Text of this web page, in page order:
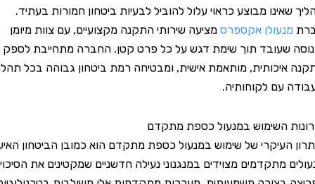
מבוצע כראוי עלול להוביל לבעיות ביטחון חמורות בעתיד.
אקספרסמציעה שירותי התקנה מקצועיים, עם צוות מיומן
שעובד תוך שימת דגש על כל פרט קטן. החברה מתחייבת לספק
מותאמת אישית, ומבטיחה רמת ביטחון גבוהה בכל תהליך
עם לקוחותיה.
השימוש במנעול כספת מתקדם
של שימוש במנעול כספת מתקדם הוא כמובן הביטחון האישי.
מתקדמים מצוידים במנגנוני נעילה חדשניים שמקטינים את הסיכויים